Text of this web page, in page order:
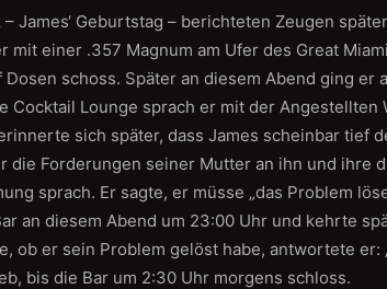
– James‘ Geburtstag – berichteten Zeugen
mit einer .357 Magnum am Ufer des Great
Dosen schoss. Später an diesem Abend ging er
Cocktail Lounge sprach er mit der Angestellten
sich später, dass James scheinbar tief
die Forderungen seiner Mutter an ihn und ihre
sprach. Er sagte, er müsse „das Problem
an diesem Abend um 23:00 Uhr und kehrte
ob er sein Problem gelöst habe, antwortete er:
bis die Bar um 2:30 Uhr morgens schloss.